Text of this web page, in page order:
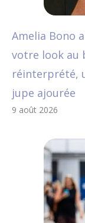
Amelia Bono
votre look au
réinterprété,
jupe ajourée
9 août 2026